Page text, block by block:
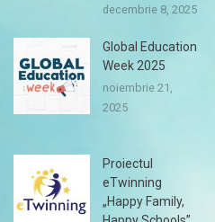
decembrie 8, 2025
Global Education
Week 2025
noiembrie 21,
2025
Proiectul
eTwinning
„Happy Family,